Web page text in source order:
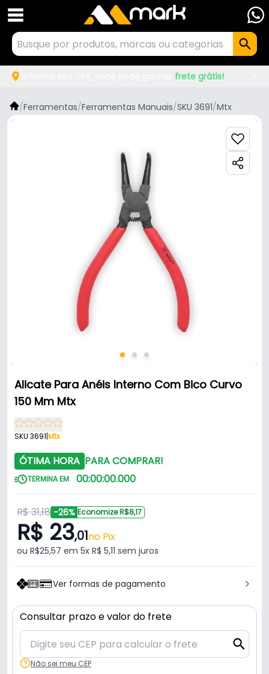
frete grátis!
/Ferramentas/Ferramentas Manuais/SKU 3691/Mtx
Alicate Para Anéis Interno Com Bico Curvo
150 Mm Mtx
SKU 3691|Mtx
ÓTIMA HORA PARA COMPRAR!
TERMINA EM 00:00:00.000
R$ 31,18 -26% Economize R$8,17
R$ 23,01no Pix
ou R$25,57 em 5x R$ 5,11 sem juros
Ver formas de pagamento
Consultar prazo e valor do frete
Não sei meu CEP